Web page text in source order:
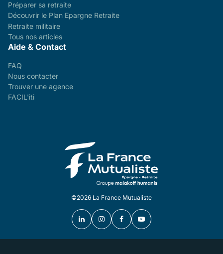
Préparer sa retraite
Découvrir le Plan Epargne Retraite
Retraite militaire
Tous nos articles
Aide & Contact
FAQ
Nous contacter
Trouver une agence
FACIL'iti
©2026 La France Mutualiste